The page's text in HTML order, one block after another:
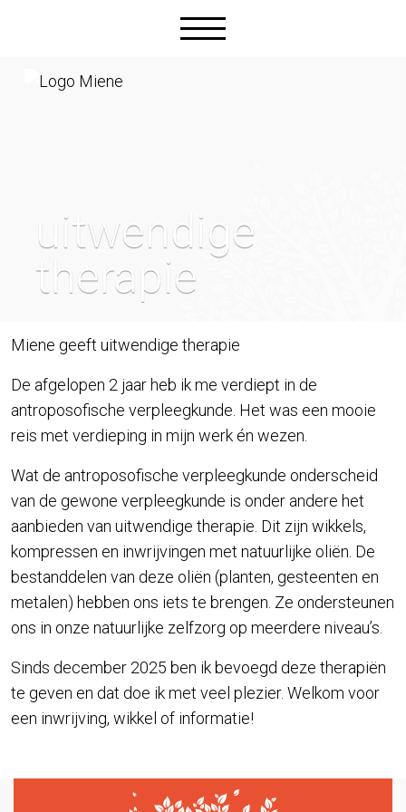
content
uitwendige
therapie
Miene geeft uitwendige therapie
De afgelopen 2 jaar heb ik me verdiept in de
antroposofische verpleegkunde. Het was een mooie
reis met verdieping in mijn werk én wezen.
Wat de antroposofische verpleegkunde onderscheid
van de gewone verpleegkunde is onder andere het
aanbieden van uitwendige therapie. Dit zijn wikkels,
kompressen en inwrijvingen met natuurlijke oliën. De
bestanddelen van deze oliën (planten, gesteenten en
metalen) hebben ons iets te brengen. Ze ondersteunen
ons in onze natuurlijke zelfzorg op meerdere niveau’s.
Sinds december 2025 ben ik bevoegd deze therapiën
te geven en dat doe ik met veel plezier. Welkom voor
een inwrijving, wikkel of informatie!